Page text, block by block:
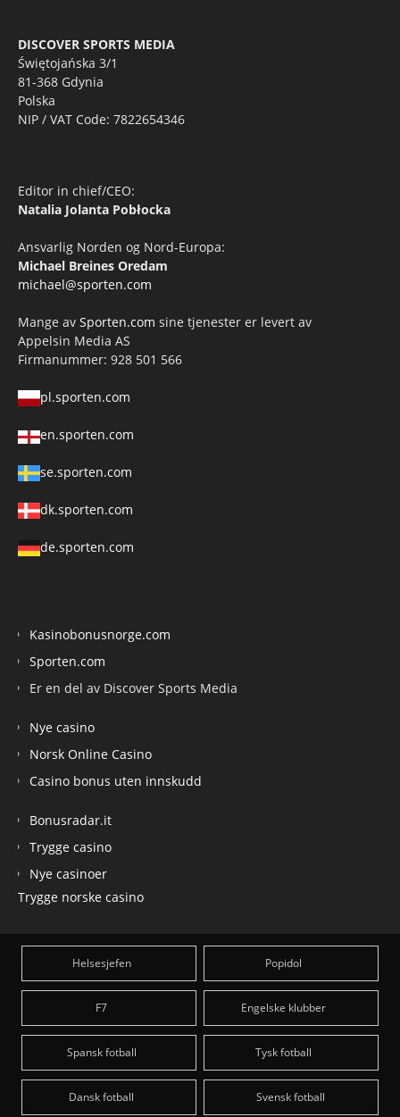
DISCOVER SPORTS MEDIA
Świętojańska 3/1
81-368 Gdynia
Polska
NIP / VAT Code: 7822654346
Editor in chief/CEO:
Natalia Jolanta Pobłocka
Ansvarlig Norden og Nord-Europa:
Michael Breines Oredam
michael@sporten.com
Mange av Sporten.com sine tjenester er levert av
Appelsin Media AS
Firmanummer: 928 501 566
pl.sporten.com
en.sporten.com
se.sporten.com
dk.sporten.com
de.sporten.com
Kasinobonusnorge.com
Sporten.com
Er en del av Discover Sports Media
Nye casino
Norsk Online Casino
Casino bonus uten innskudd
Bonusradar.it
Trygge casino
Nye casinoer
Trygge norske casino
Helsesjefen Popidol
F7 Engelske klubber
Spansk fotball Tysk fotball
Dansk fotball Svensk fotball